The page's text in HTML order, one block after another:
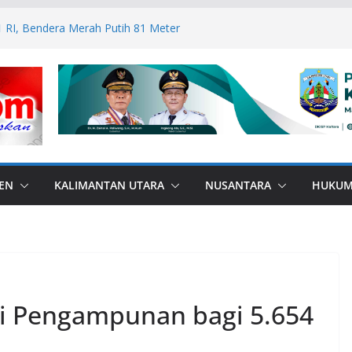
ASN Tetap Dibayarkan
Kodim 1506/Namlea Bersama Yonif
Pembangunan Jembatan
Ilath
Sabri Canangkan BSPS 2026, 916
Dapat Bantuan
Bullying
KALIMANTAN UTARA NUSANTARA
bagi 5.654